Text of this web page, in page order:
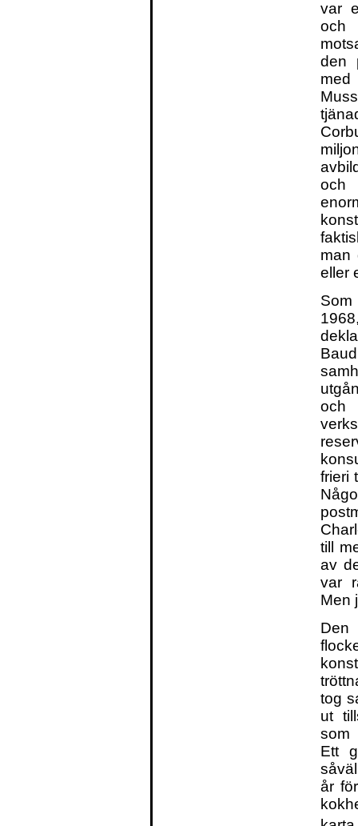
var
och
den
med
och
man
eller
och
frieri
till
av
var
Men
Den
tog
ut
som
Ett
år